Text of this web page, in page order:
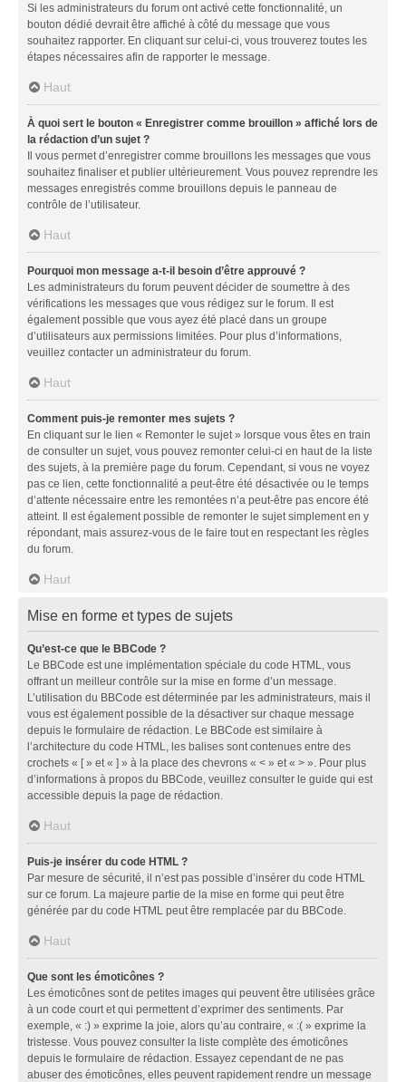
Si les administrateurs du forum ont activé cette fonctionnalité, un
bouton dédié devrait être affiché à côté du message que vous
souhaitez rapporter. En cliquant sur celui-ci, vous trouverez toutes les
étapes nécessaires afin de rapporter le message.
Haut
À quoi sert le bouton « Enregistrer comme brouillon » affiché lors de
la rédaction d’un sujet ?
Il vous permet d’enregistrer comme brouillons les messages que vous
souhaitez finaliser et publier ultérieurement. Vous pouvez reprendre les
messages enregistrés comme brouillons depuis le panneau de
contrôle de l’utilisateur.
Haut
Pourquoi mon message a-t-il besoin d’être approuvé ?
Les administrateurs du forum peuvent décider de soumettre à des
vérifications les messages que vous rédigez sur le forum. Il est
également possible que vous ayez été placé dans un groupe
d’utilisateurs aux permissions limitées. Pour plus d’informations,
veuillez contacter un administrateur du forum.
Haut
Comment puis-je remonter mes sujets ?
En cliquant sur le lien « Remonter le sujet » lorsque vous êtes en train
de consulter un sujet, vous pouvez remonter celui-ci en haut de la liste
des sujets, à la première page du forum. Cependant, si vous ne voyez
pas ce lien, cette fonctionnalité a peut-être été désactivée ou le temps
d’attente nécessaire entre les remontées n’a peut-être pas encore été
atteint. Il est également possible de remonter le sujet simplement en y
répondant, mais assurez-vous de le faire tout en respectant les règles
du forum.
Haut
Mise en forme et types de sujets
Qu’est-ce que le BBCode ?
Le BBCode est une implémentation spéciale du code HTML, vous
offrant un meilleur contrôle sur la mise en forme d’un message.
L’utilisation du BBCode est déterminée par les administrateurs, mais il
vous est également possible de la désactiver sur chaque message
depuis le formulaire de rédaction. Le BBCode est similaire à
l’architecture du code HTML, les balises sont contenues entre des
crochets « [ » et « ] » à la place des chevrons « < » et « > ». Pour plus
d’informations à propos du BBCode, veuillez consulter le guide qui est
accessible depuis la page de rédaction.
Haut
Puis-je insérer du code HTML ?
Par mesure de sécurité, il n’est pas possible d’insérer du code HTML
sur ce forum. La majeure partie de la mise en forme qui peut être
générée par du code HTML peut être remplacée par du BBCode.
Haut
Que sont les émoticônes ?
Les émoticônes sont de petites images qui peuvent être utilisées grâce
à un code court et qui permettent d’exprimer des sentiments. Par
exemple, « :) » exprime la joie, alors qu’au contraire, « :( » exprime la
tristesse. Vous pouvez consulter la liste complète des émoticônes
depuis le formulaire de rédaction. Essayez cependant de ne pas
abuser des émoticônes, elles peuvent rapidement rendre un message